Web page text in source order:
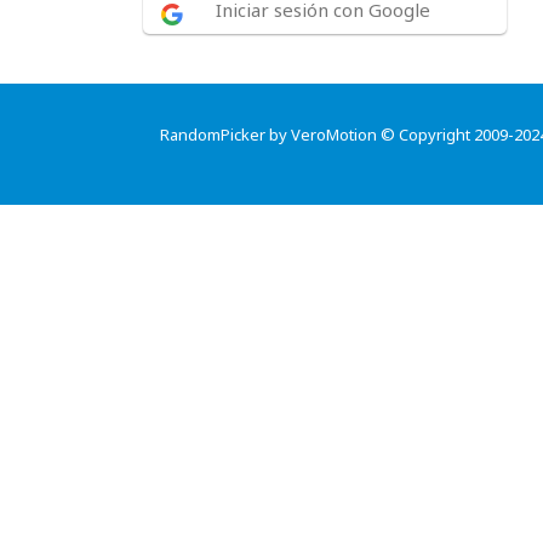
Iniciar sesión con Google
RandomPicker by VeroMotion © Copyright 2009-